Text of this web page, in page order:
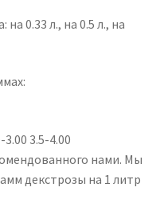
0.33 л., на 0.5 л., на
3.5-4.00
нами. Мы
декстрозы на 1 литр